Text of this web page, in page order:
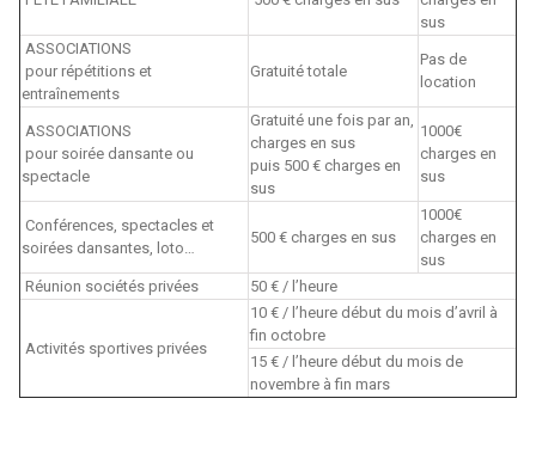
sus
ASSOCIATIONS
pour répétitions et
entraînements
Gratuité totale
Pas de
location
ASSOCIATIONS
pour soirée dansante ou
spectacle
Gratuité une fois par an,
charges en sus
puis 500 € charges en
sus
1000€
charges en
sus
Conférences, spectacles et
soirées dansantes, loto…
500 € charges en sus
1000€
charges en
sus
Réunion sociétés privées
50 € / l’heure
Activités sportives privées
10 € / l’heure début du mois d’avril à
fin octobre
15 € / l’heure début du mois de
novembre à fin mars